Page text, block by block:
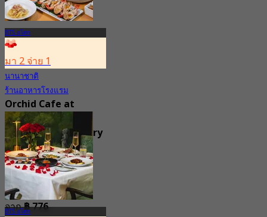
BTS อโศก
มา 2 จ่าย 1
นานาชาติ
ร้านอาหารโรงแรม
Orchid Cafe at
Sheraton Grande
Sukhumvit, a Luxury
Collection Hotel ,
Bangkok
4.7
15.1K การจอง
จาก฿ 776
BTS อโศก